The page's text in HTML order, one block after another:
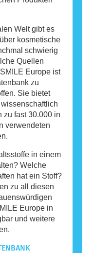
Welt gibt es
kosmetische
schwierig
Quellen
Europe ist
zu
Sie bietet
zu fast 30.000 in
verwendeten
in einem
Welche
hat ein Stoff?
zu all diesen
Europe in
und weitere